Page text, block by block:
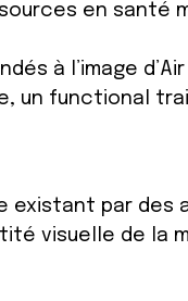
en santé
à l’image d’Air
un functional
existant par
visuelle de la